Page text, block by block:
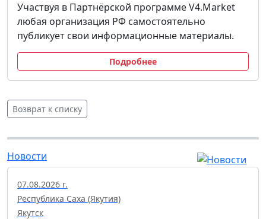
Участвуя в Партнёрской программе V4.Market
любая организация РФ самостоятельно
публикует свои информационные материалы.
Подробнее
Возврат к списку
Новости
07.08.2026 г.
Республика Саха (Якутия)
Якутск